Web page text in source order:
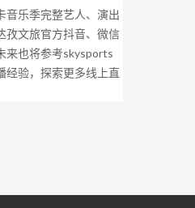
乐季完整艺人、演出
孜文旅官方抖音、微信
来也将参考skysports
经验，探索更多线上直